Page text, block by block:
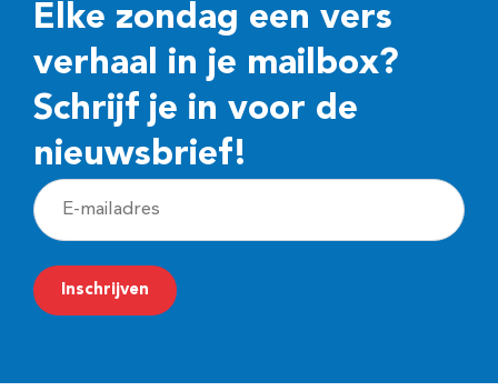
Elke zondag een vers
verhaal in je mailbox?
Schrijf je in voor de
nieuwsbrief!
E
-
m
a
Inschrijven